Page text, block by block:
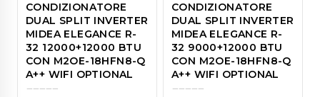
CONDIZIONATORE
DUAL SPLIT INVERTER
MIDEA ELEGANCE R-
32 12000+12000 BTU
CON M2OE-18HFN8-Q
A++ WIFI OPTIONAL
CONDIZIONATORE
DUAL SPLIT INVERTER
MIDEA ELEGANCE R-
32 9000+12000 BTU
CON M2OE-18HFN8-Q
A++ WIFI OPTIONAL